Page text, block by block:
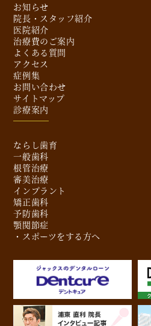
お知らせ
院長・スタッフ紹介
医院紹介
治療費のご案内
よくある質問
アクセス
症例集
お問い合わせ
サイトマップ
診療案内
ならし歯育
一般歯科
根管治療
審美治療
インプラント
矯正歯科
予防歯科
顎関節症
・スポーツをする方へ